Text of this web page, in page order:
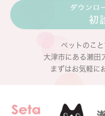
ペットのこと
大津市にある瀬田
まずはお気軽に